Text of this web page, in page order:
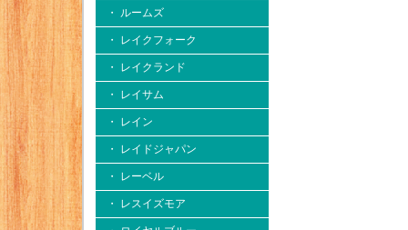
・ ルームズ
・ レイクフォーク
・ レイクランド
・ レイサム
・ レイン
・ レイドジャパン
・ レーベル
・ レスイズモア